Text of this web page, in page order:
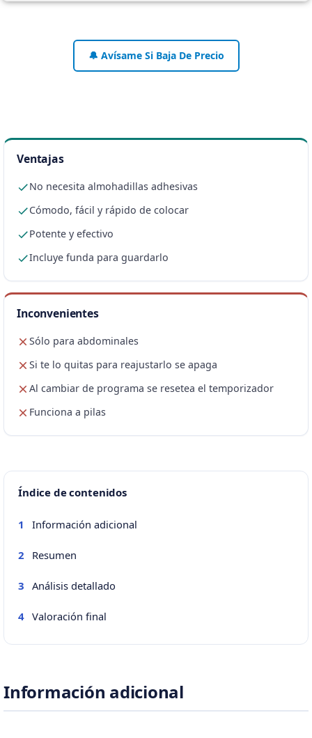
🔔 Avísame Si Baja De Precio
Ventajas
No necesita almohadillas adhesivas
Cómodo, fácil y rápido de colocar
Potente y efectivo
Incluye funda para guardarlo
Inconvenientes
Sólo para abdominales
Si te lo quitas para reajustarlo se apaga
Al cambiar de programa se resetea el temporizador
Funciona a pilas
Índice de contenidos
1 Información adicional
2 Resumen
3 Análisis detallado
4 Valoración final
Información adicional